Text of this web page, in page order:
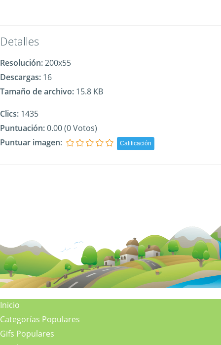
Detalles
Resolución:200x55
Descargas: 16
Tamaño de archivo: 15.8 KB
Clics: 1435
Puntuación:0.00 (0 Votos)
Puntuar imagen:
Inicio
Categorías Populares
Gifs Populares